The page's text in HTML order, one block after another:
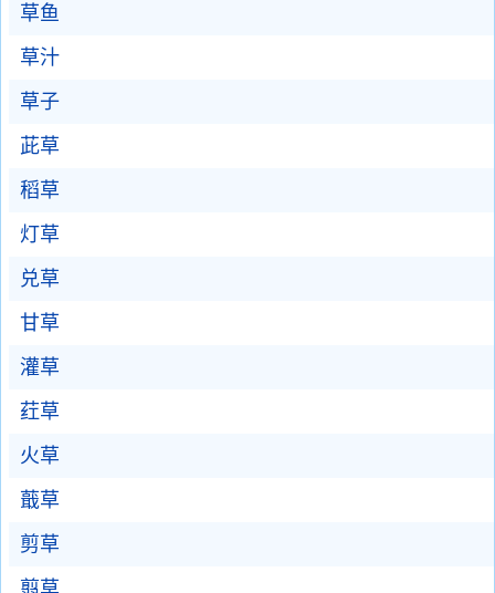
草鱼
草汁
草子
茈草
稻草
灯草
兑草
甘草
灌草
荭草
火草
蕺草
剪草
翦草